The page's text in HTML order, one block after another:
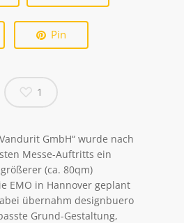
Pin
1
GmbH“ wurde nach
Messe-Auftritts ein
(ca. 80qm)
EMO in Hannover geplant
übernahm designbuero
Grund-Gestaltung,